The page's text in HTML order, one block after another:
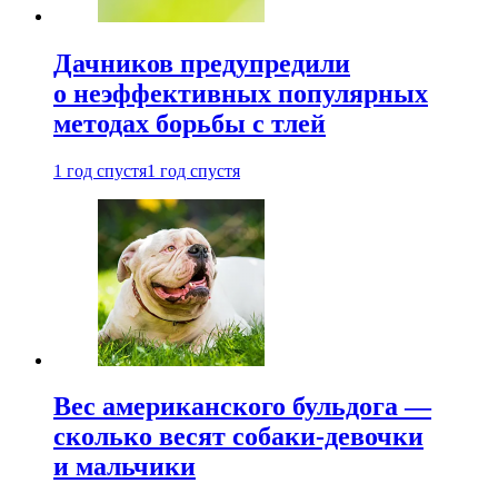
Дачников предупредили
о неэффективных популярных
методах борьбы с тлей
1 год спустя1 год спустя
Вес американского бульдога —
сколько весят собаки-девочки
и мальчики